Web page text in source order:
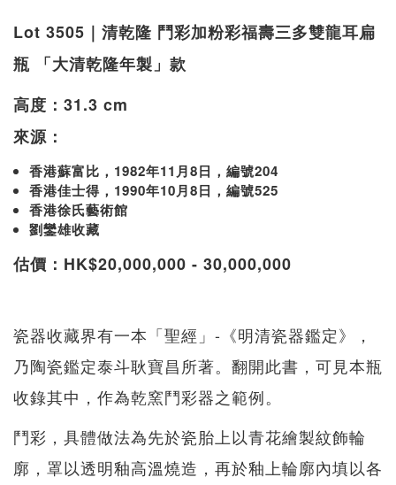
Lot 3505｜清乾隆 鬥彩加粉彩福壽三多雙龍耳扁
瓶 「大清乾隆年製」款
高度：31.3 cm
來源：
香港蘇富比，1982年11月8日，編號204
香港佳士得，1990年10月8日，編號525
香港徐氏藝術館
劉鑾雄收藏
估價：HK$20,000,000 - 30,000,000
瓷器收藏界有一本「聖經」-《明清瓷器鑑定》，
乃陶瓷鑑定泰斗耿寶昌所著。翻開此書，可見本瓶
收錄其中，作為乾窯鬥彩器之範例。
鬥彩，具體做法為先於瓷胎上以青花繪製紋飾輪
廓，罩以透明釉高溫燒造，再於釉上輪廓內填以各